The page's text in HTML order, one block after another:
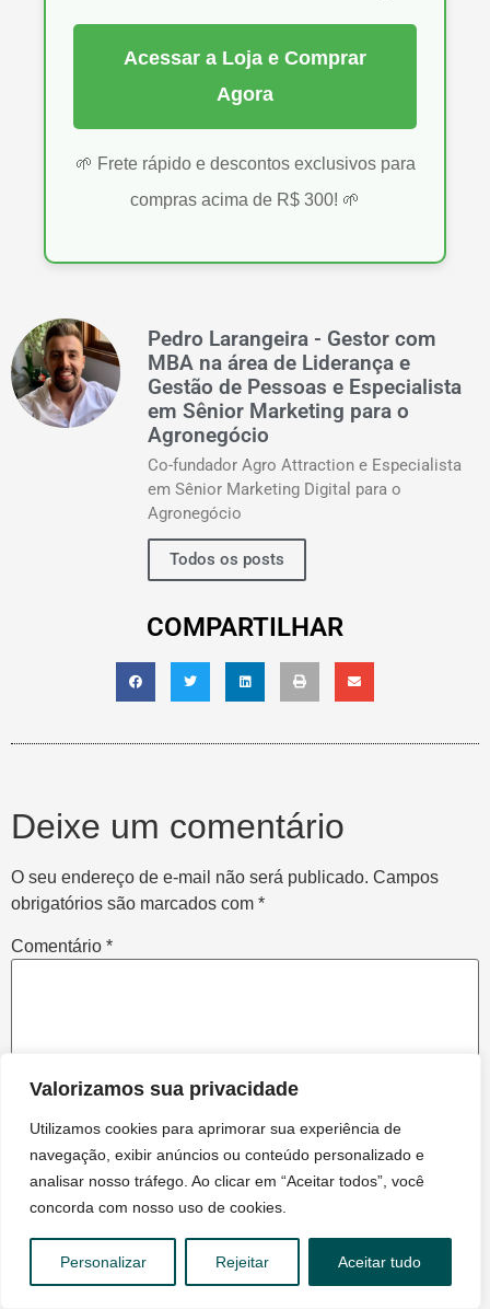
Valorizamos sua privacidade
Utilizamos cookies para aprimorar sua experiência de
navegação, exibir anúncios ou conteúdo personalizado e
analisar nosso tráfego. Ao clicar em “Aceitar todos”, você
concorda com nosso uso de cookies.
Personalizar Rejeitar Aceitar tudo
Acessar a Loja e Comprar
Agora
🌱 Frete rápido e descontos exclusivos para
compras acima de R$ 300! 🌱
Pedro Larangeira - Gestor com
MBA na área de Liderança e
Gestão de Pessoas e Especialista
em Sênior Marketing para o
Agronegócio
Co-fundador Agro Attraction e Especialista
em Sênior Marketing Digital para o
Agronegócio
Todos os posts
COMPARTILHAR
Deixe um comentário
O seu endereço de e-mail não será publicado. Campos
obrigatórios são marcados com *
Comentário *